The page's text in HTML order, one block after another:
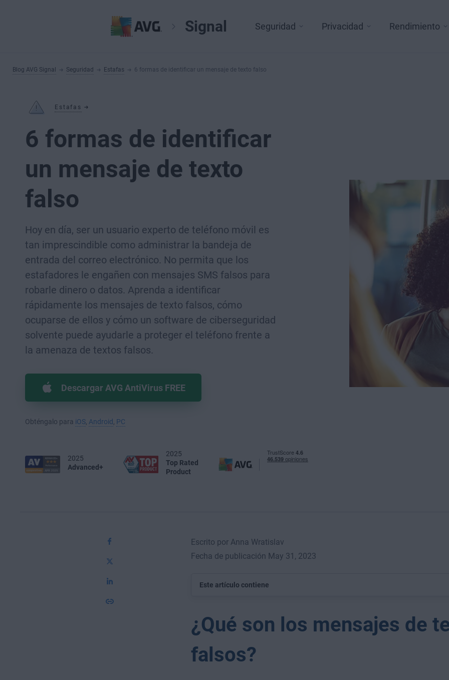
Signal Seguridad Privacidad Rendimiento
Blog AVG Signal Seguridad Estafas 6 formas de identificar un mensaje de texto falso
Estafas
6 formas de identificar
un mensaje de texto
falso
Hoy en día, ser un usuario experto de teléfono móvil es
tan imprescindible como administrar la bandeja de
entrada del correo electrónico. No permita que los
estafadores le engañen con mensajes SMS falsos para
robarle dinero o datos. Aprenda a identificar
rápidamente los mensajes de texto falsos, cómo
ocuparse de ellos y cómo un software de ciberseguridad
solvente puede ayudarle a proteger el teléfono frente a
la amenaza de textos falsos.
Descargar AVG AntiVirus FREE
Obténgalo para iOS Android PC
2025
Advanced+
2025
Top Rated
Product
Escrito por Anna Wratislav
Fecha de publicación May 31, 2023
Este artículo contiene
¿Qué son los mensajes de
falsos?